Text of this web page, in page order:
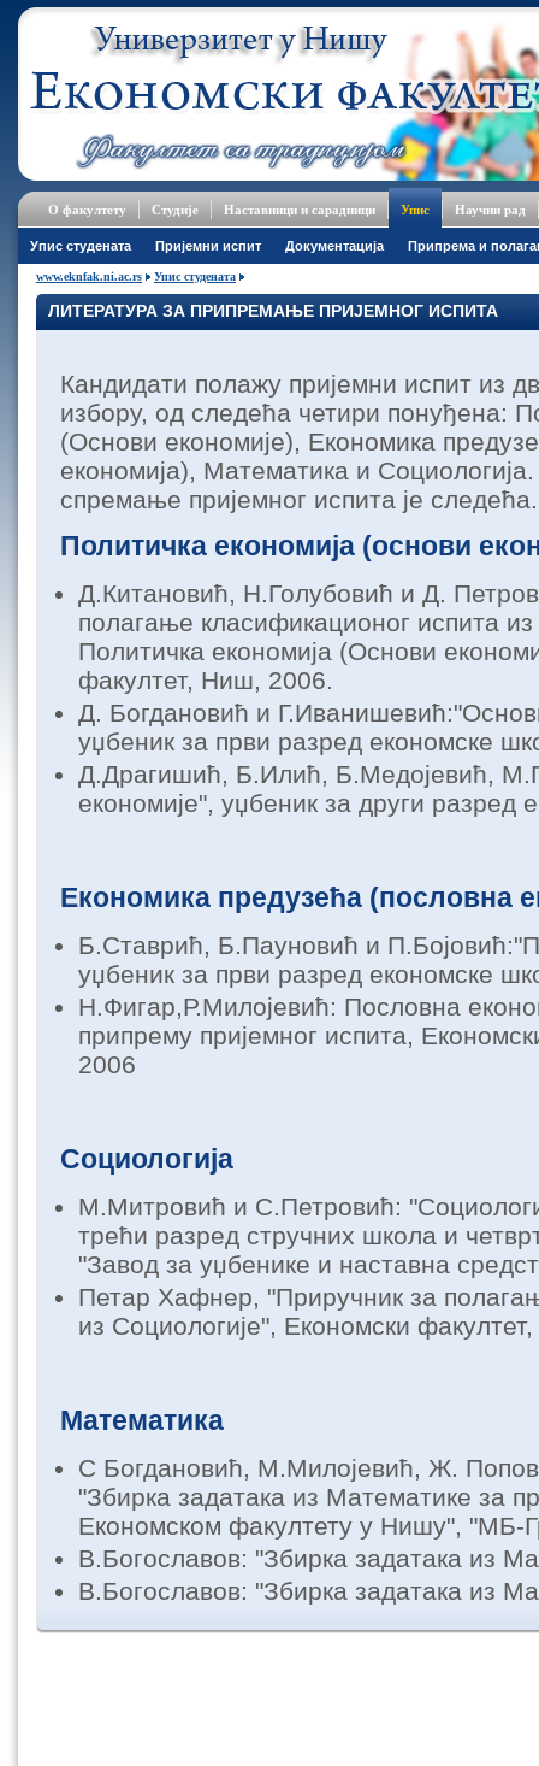
О факултету Студије Наставници и сарадници Упис Научни рад
Упис студената Пријемни испит Документација Припрема и
www.eknfak.ni.ac.rs Упис студената
ЛИТЕРАТУРА ЗА ПРИПРЕМАЊЕ ПРИЈЕМНОГ ИСПИТА
Кандидати полажу пријемни испит из
избору, од следећа четири понуђена:
(Основи економије), Економика
економија), Математика и
спремање пријемног испита је следећа.
Политичка економија (основи
Д.Китановић, Н.Голубовић и Д.
полагање класификационог испита
Политичка економија (Основи
факултет, Ниш, 2006.
Д. Богдановић и
уџбеник за први разред економске
Д.Драгишић, Б.Илић, Б.Медојевић,
економије", уџбеник за други разред
Економика предузећа (пословна
Б.Ставрић, Б.Пауновић и
уџбеник за први разред економске
Н.Фигар,Р.Милојевић: Пословна
припрему пријемног испита,
2006
Социологија
М.Митровић и С.Петровић:
трећи разред стручних школа и
"Завод за уџбенике и наставна
Петар Хафнер, "Приручник за
из Социологије", Економски
Математика
С Богдановић, М.Милојевић, Ж.
"Збирка задатака из Математике за
Економском факултету у Нишу", "МБ-
В.Богославов: "Збирка задатака из
В.Богославов: "Збирка задатака из